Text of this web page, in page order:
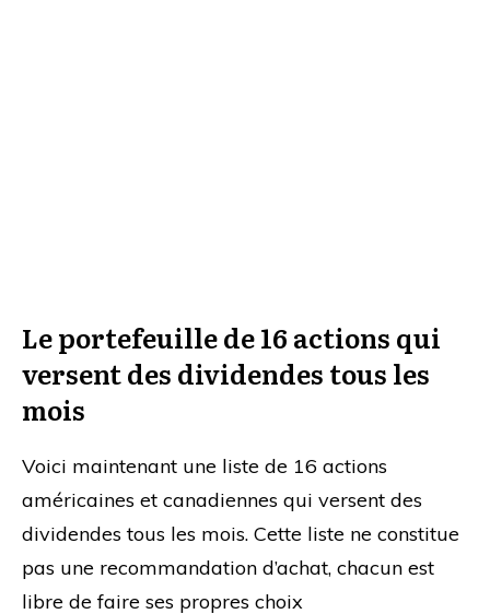
Le portefeuille de 16 actions qui
versent des dividendes tous les
mois
Voici maintenant une liste de 16 actions
américaines et canadiennes qui versent des
dividendes tous les mois. Cette liste ne constitue
pas une recommandation d’achat, chacun est
libre de faire ses propres choix